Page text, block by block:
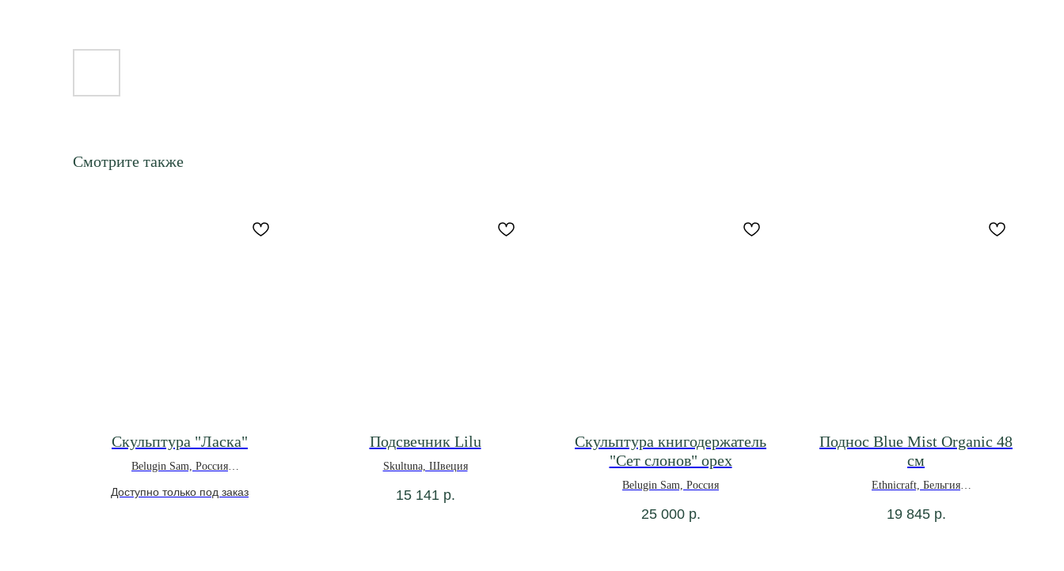
Смотрите также
Скульптура "Ласка"
Belugin Sam, Россия
Подсвечник Lilu
Skultuna, Швеция
15 141 р.
Скульптура книгодержатель
"Сет слонов" орех
Belugin Sam, Россия
25 000 р.
Поднос Blue Mist Organic 48
см
Ethnicraft, Бельгия
19 845 р.